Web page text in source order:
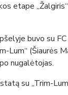
etape
buvo su FC
Lum“ (Šiaurės
nugalėtojas.
su „Trim-